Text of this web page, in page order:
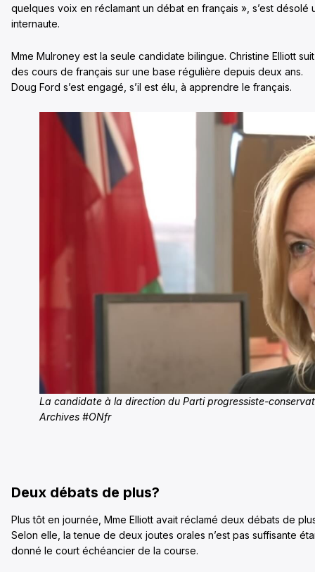
quelques voix en réclamant un débat en français », s’est désolé
internaute.
Mme Mulroney est la seule candidate bilingue. Christine Elliott suit
des cours de français sur une base régulière depuis deux ans.
Doug Ford s’est engagé, s’il est élu, à apprendre le français.
La candidate à la direction du Parti progressiste-
Archives #ONfr
Deux débats de plus?
Plus tôt en journée, Mme Elliott avait réclamé deux débats de
Selon elle, la tenue de deux joutes orales n’est pas suffisante
donné le court échéancier de la course.